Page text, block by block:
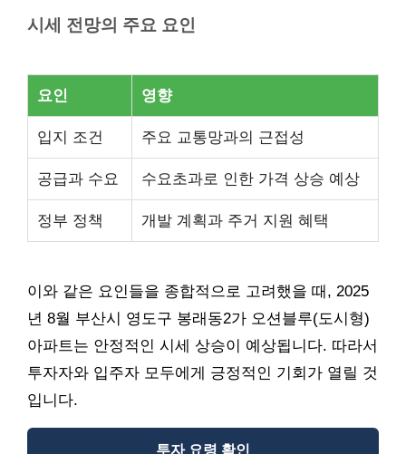
시세 전망의 주요 요인
요인 영향
입지 조건 주요 교통망과의 근접성
공급과 수요 수요초과로 인한 가격 상승 예상
정부 정책 개발 계획과 주거 지원 혜택
이와 같은 요인들을 종합적으로 고려했을 때, 2025
년 8월 부산시 영도구 봉래동2가 오션블루(도시형)
아파트는 안정적인 시세 상승이 예상됩니다. 따라서
투자자와 입주자 모두에게 긍정적인 기회가 열릴 것
입니다.
투자 요령 확인